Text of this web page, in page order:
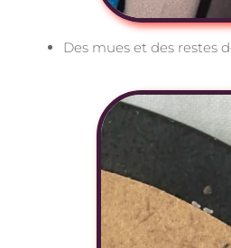
Des mues et des restes